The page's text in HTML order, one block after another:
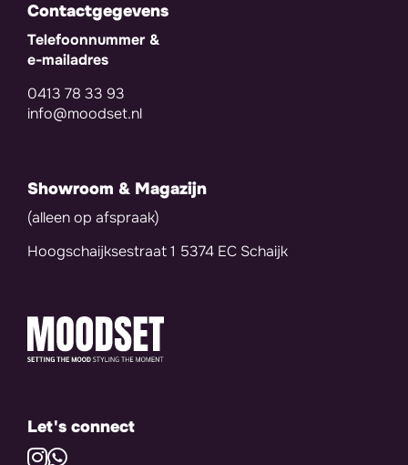
Contactgegevens
Telefoonnummer &
e-mailadres
0413 78 33 93
info@moodset.nl
Showroom & Magazijn
(alleen op afspraak)
Hoogschaijksestraat 1 5374 EC Schaijk
Let's connect